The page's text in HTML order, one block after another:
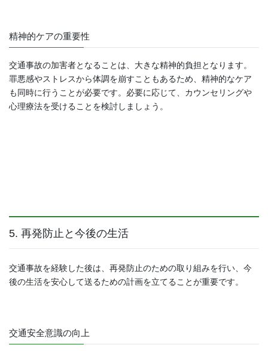
精神的ケアの重要性
交通事故の加害者となることは、大きな精神的負担となります。
罪悪感やストレスから体調を崩すこともあるため、精神的なケア
も同時に行うことが必要です。必要に応じて、カウンセリングや
心理療法を受けることを検討しましょう。
5. 再発防止と今後の生活
交通事故を経験した後は、再発防止のための取り組みを行い、今
後の生活を安心して送るための計画を立てることが重要です。
交通安全意識の向上